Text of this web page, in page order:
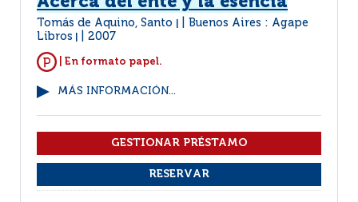
Tomás de Aquino, Santo
Buenos Aires : Agape
Libros
2007
| En formato papel.
MÁS INFORMACIÓN...